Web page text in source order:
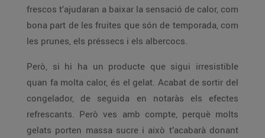
frescos t’ajudaran a baixar la sensació de calor, com
bona part de les fruites que són de temporada, com
les prunes, els préssecs i els albercocs.
Però, si hi ha un producte que sigui irresistible
quan fa molta calor, és el gelat. Acabat de sortir del
congelador, de seguida en notaràs els efectes
refrescants. Però ves amb compte, perquè molts
gelats porten massa sucre i això t’acabarà donant